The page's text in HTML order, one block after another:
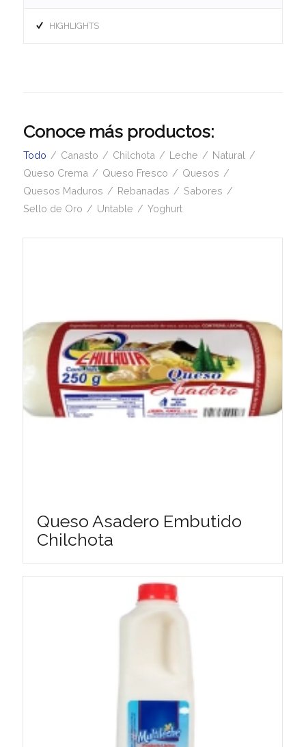
HIGHLIGHTS
Conoce más productos:
Todo / Canasto / Chilchota / Leche / Natural /
Queso Crema / Queso Fresco / Quesos /
Quesos Maduros / Rebanadas / Sabores /
Sello de Oro / Untable / Yoghurt
Queso Asadero Embutido
Chilchota